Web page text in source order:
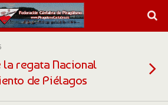
la regata Nacional
de Piélagos